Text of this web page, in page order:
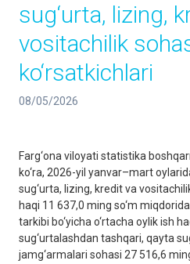
sug‘urta, lizing,
vositachilik
ko‘rsatkichlari
08/05/2026
Farg‘ona viloyati statistika
ko‘ra, 2026-yil yanvar–mart
sug‘urta, lizing, kredit va
haqi 11 637,0 ming so‘m
tarkibi bo‘yicha o‘rtacha oylik ish
sug‘urtalashdan tashqari, qayta
jamg‘armalari sohasi 27 516,6